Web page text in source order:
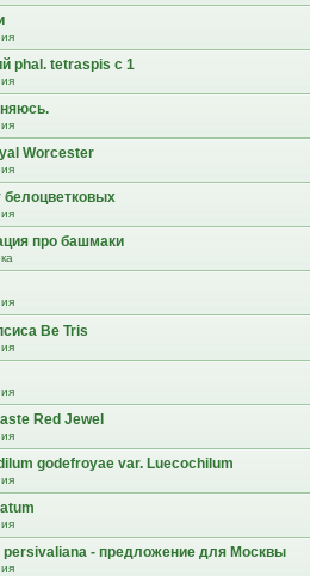
рhal. tetraspis с 1
Worcester
белоцветковых
про башмаки
Be Tris
Red Jewel
godefroyae var. Luecochilum
persivaliana - предложение для Москвы